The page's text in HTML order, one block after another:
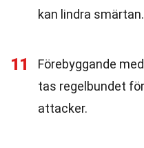
kan lindra smärtan.
11
Förebyggande
tas regelbundet
attacker.